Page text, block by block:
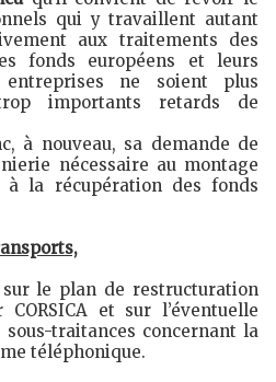
qui y travaillent autant
aux traitements des
fonds européens et leurs
ne soient plus
importants retards de
à nouveau, sa demande de
nécessaire au montage
à la récupération des fonds
le plan de restructuration
et sur l’éventuelle
traitances concernant la
téléphonique.